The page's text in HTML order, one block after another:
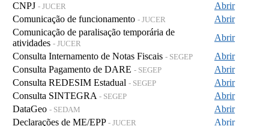
CNPJ - JUCER
Abrir
Comunicação de funcionamento - JUCER
Abrir
Comunicação de paralisação temporária de
atividades - JUCER
Abrir
Consulta Internamento de Notas Fiscais - SEGEP
Abrir
Consulta Pagamento de DARE - SEGEP
Abrir
Consulta REDESIM Estadual - SEGEP
Abrir
Consulta SINTEGRA - SEGEP
Abrir
DataGeo - SEDAM
Abrir
Declarações de ME/EPP - JUCER Abrir